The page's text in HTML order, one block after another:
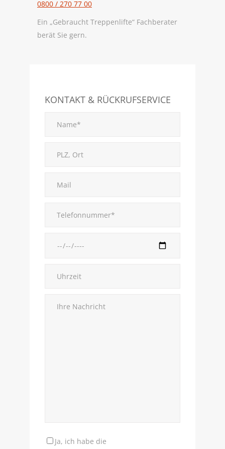
0800 / 270 77 00
Ein „Gebraucht Treppenlifte“ Fachberater
berät Sie gern.
KONTAKT & RÜCKRUFSERVICE
Ja, ich habe die